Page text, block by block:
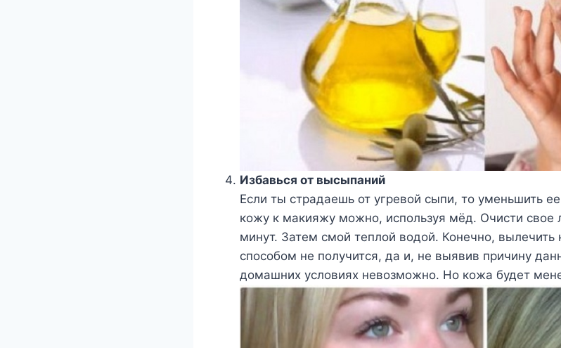
Избавься от высыпаний
Если ты страдаешь от угревой сыпи, то уменьшить
кожу к макияжу можно, используя мёд. Очисти свое
минут. Затем смой теплой водой. Конечно, вылечить
способом не получится, да и, не выявив причину
домашних условиях невозможно. Но кожа будет